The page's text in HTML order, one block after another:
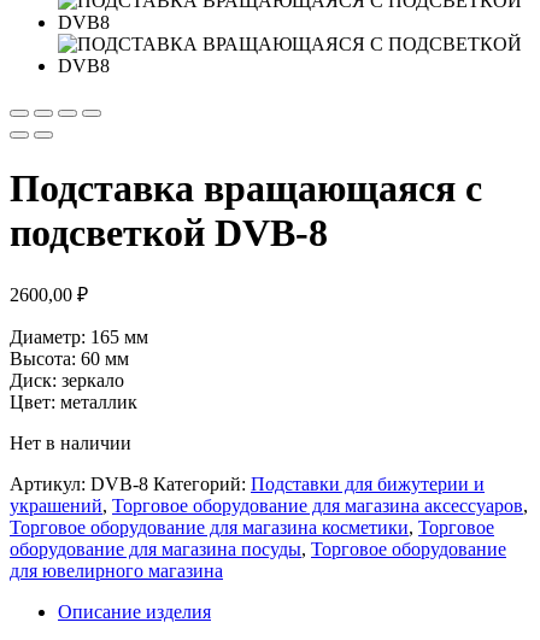
Подставка вращающаяся с
подсветкой DVB-8
2600,00 ₽
Диаметр: 165 мм
Высота: 60 мм
Диск: зеркало
Цвет: металлик
Нет в наличии
Артикул: DVB-8 Категорий: Подставки для бижутерии и
украшений, Торговое оборудование для магазина аксессуаров,
Торговое оборудование для магазина косметики, Торговое
оборудование для магазина посуды, Торговое оборудование
для ювелирного магазина
Описание изделия